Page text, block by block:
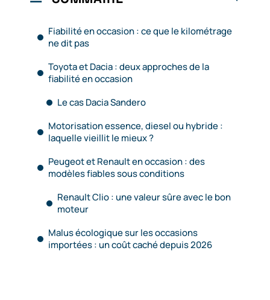
Fiabilité en occasion : ce que le kilométrage
ne dit pas
Toyota et Dacia : deux approches de la
fiabilité en occasion
Le cas Dacia Sandero
Motorisation essence, diesel ou hybride :
laquelle vieillit le mieux ?
Peugeot et Renault en occasion : des
modèles fiables sous conditions
Renault Clio : une valeur sûre avec le bon
moteur
Malus écologique sur les occasions
importées : un coût caché depuis 2026